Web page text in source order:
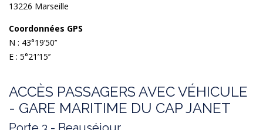
13226 Marseille
Coordonnées GPS
N : 43°19’50’’
E : 5°21’15’’
ACCÈS PASSAGERS AVEC VÉHICULE
- GARE MARITIME DU CAP JANET